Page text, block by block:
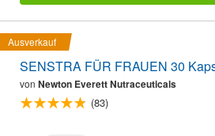
Ausverkauf
SENSTRA FÜR FRAUEN 30
von Newton Everett Nutraceuticals
(83)